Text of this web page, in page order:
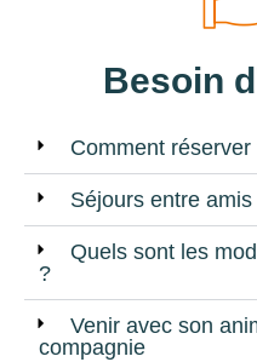
Besoin
Comment réserver
Séjours entre amis
Quels sont les
?
Venir avec son
compagnie